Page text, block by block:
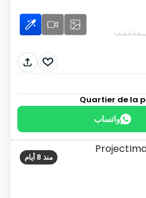
واتساب
منذ 8 أيام